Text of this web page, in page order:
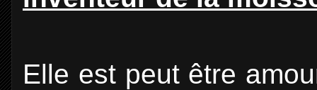
Elle est peut être